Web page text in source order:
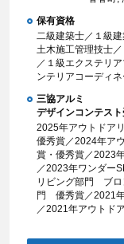
保有資格
二級建築士／１級
土木施工管理技士
／１級エクステリ
ンテリアコーディ
三協アルミ
デザインコンテス
2025年アウトドア
優秀賞／2024年ア
賞・優秀賞／2023
／2023年ワンダー
リビング部門 ブロ
門 優秀賞／2021
／2021年アウトド